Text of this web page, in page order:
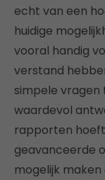
echt van een
huidige
vooral handig
verstand
simpele vragen
waardevol
rapporten
geavanceerde
mogelijk